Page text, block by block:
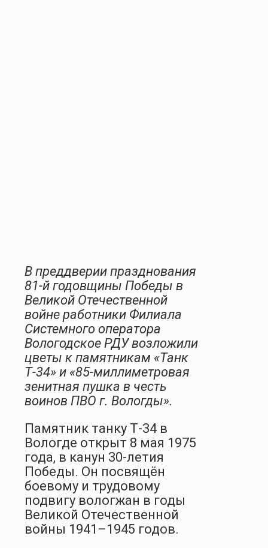
В преддверии празднования
81-й годовщины Победы в
Великой Отечественной
войне работники Филиала
Системного оператора
Вологодское РДУ возложили
цветы к памятникам «Танк
Т-34» и «85-миллиметровая
зенитная пушка в честь
воинов ПВО г. Вологды».
Памятник танку Т-34 в
Вологде открыт 8 мая 1975
года, в канун 30-летия
Победы. Он посвящён
боевому и трудовому
подвигу вологжан в годы
Великой Отечественной
войны 1941–1945 годов.